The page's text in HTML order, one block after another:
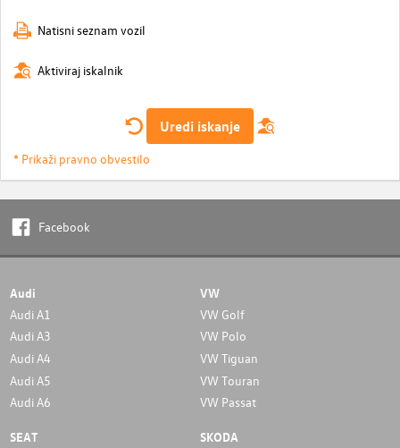
Natisni seznam vozil
Aktiviraj iskalnik
Uredi iskanje
* Prikaži pravno obvestilo
Facebook
Audi
Audi A1
Audi A3
Audi A4
Audi A5
Audi A6
VW
VW Golf
VW Polo
VW Tiguan
VW Touran
VW Passat
SEAT SKODA